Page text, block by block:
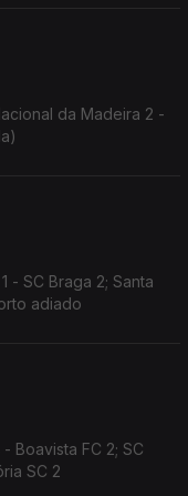
da Madeira 2 -
- SC Braga 2; Santa
adiado
Boavista FC 2; SC
SC 2